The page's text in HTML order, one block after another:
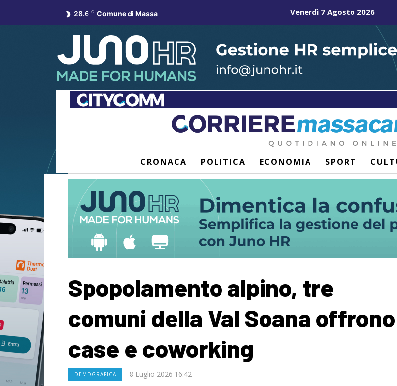
28.6 C Comune di Massa Venerdì 7 Agosto 2026
CRONACA POLITICA ECONOMIA SPORT
Spopolamento alpino, tre
comuni della Val Soana offrono
case e coworking
DEMOGRAFICA 8 Luglio 2026 16:42